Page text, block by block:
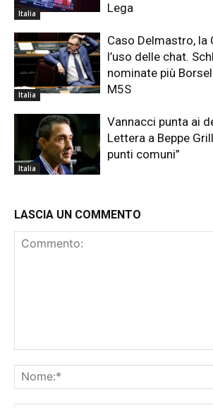
Italia
Lega
Italia
Caso Delmastro, la
l’uso delle chat.
nominate più
M5S
Italia
Vannacci punta ai
Lettera a Beppe
punti comuni”
LASCIA UN COMMENTO